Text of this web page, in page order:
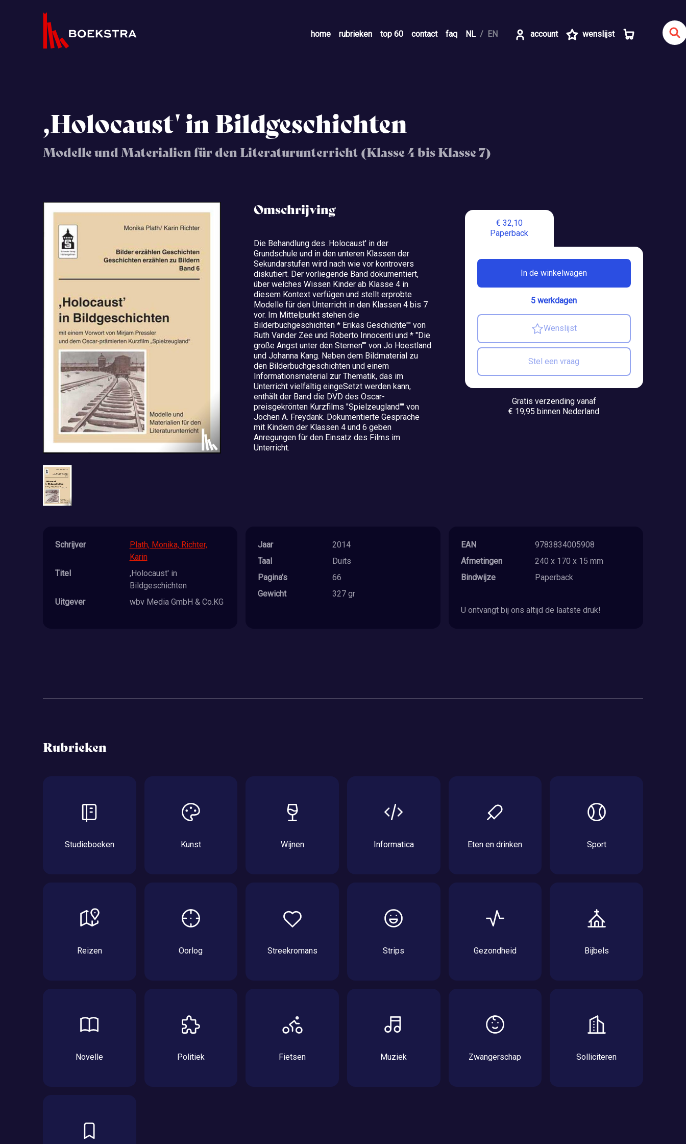
home rubrieken top 60 contact faq NL EN account wenslijst
,Holocaust' in Bildgeschichten
Modelle und Materialien für den Literaturunterricht (Klasse 4 bis Klasse 7)
Omschrijving
Die Behandlung des .Holocaust' in der
Grundschule und in den unteren Klassen der
Sekundarstufen wird nach wie vor kontrovers
diskutiert. Der vorliegende Band dokumentiert,
über welches Wissen Kinder ab Klasse 4 in
diesem Kontext verfügen und stellt erprobte
Modelle für den Unterricht in den Klassen 4 bis 7
vor. Im Mittelpunkt stehen die
Bilderbuchgeschichten * Erikas Geschichte"" von
Ruth Vander Zee und Roberto Innocenti und * "Die
große Angst unter den Sternen"" von Jo Hoestland
und Johanna Kang. Neben dem Bildmaterial zu
den Bilderbuchgeschichten und einem
Informationsmaterial zur Thematik, das im
Unterricht vielfältig eingeSetzt werden kann,
enthält der Band die DVD des Oscar-
preisgekrönten Kurzfilms "Spielzeugland"" von
Jochen A. Freydank. Dokumentierte Gespräche
mit Kindern der Klassen 4 und 6 geben
Anregungen für den Einsatz des Films im
Unterricht.
€ 32,10
Paperback
In de winkelwagen
5 werkdagen
Wenslijst
Stel een vraag
Gratis verzending vanaf
€ 19,95 binnen Nederland
Schrijver
Plath, Monika, Richter,
Karin
Titel
,Holocaust' in
Bildgeschichten
Uitgever
wbv Media GmbH & Co.KG
Jaar
2014
Taal
Duits
Pagina's
66
Gewicht
327 gr
EAN
9783834005908
Afmetingen
240 x 170 x 15 mm
Bindwijze
Paperback
U ontvangt bij ons altijd de laatste druk!
Rubrieken
Studieboeken Kunst Wijnen Informatica Eten en drinken Sport
Reizen Oorlog Streekromans Strips Gezondheid Bijbels
Novelle Politiek Fietsen Muziek Zwangerschap Solliciteren